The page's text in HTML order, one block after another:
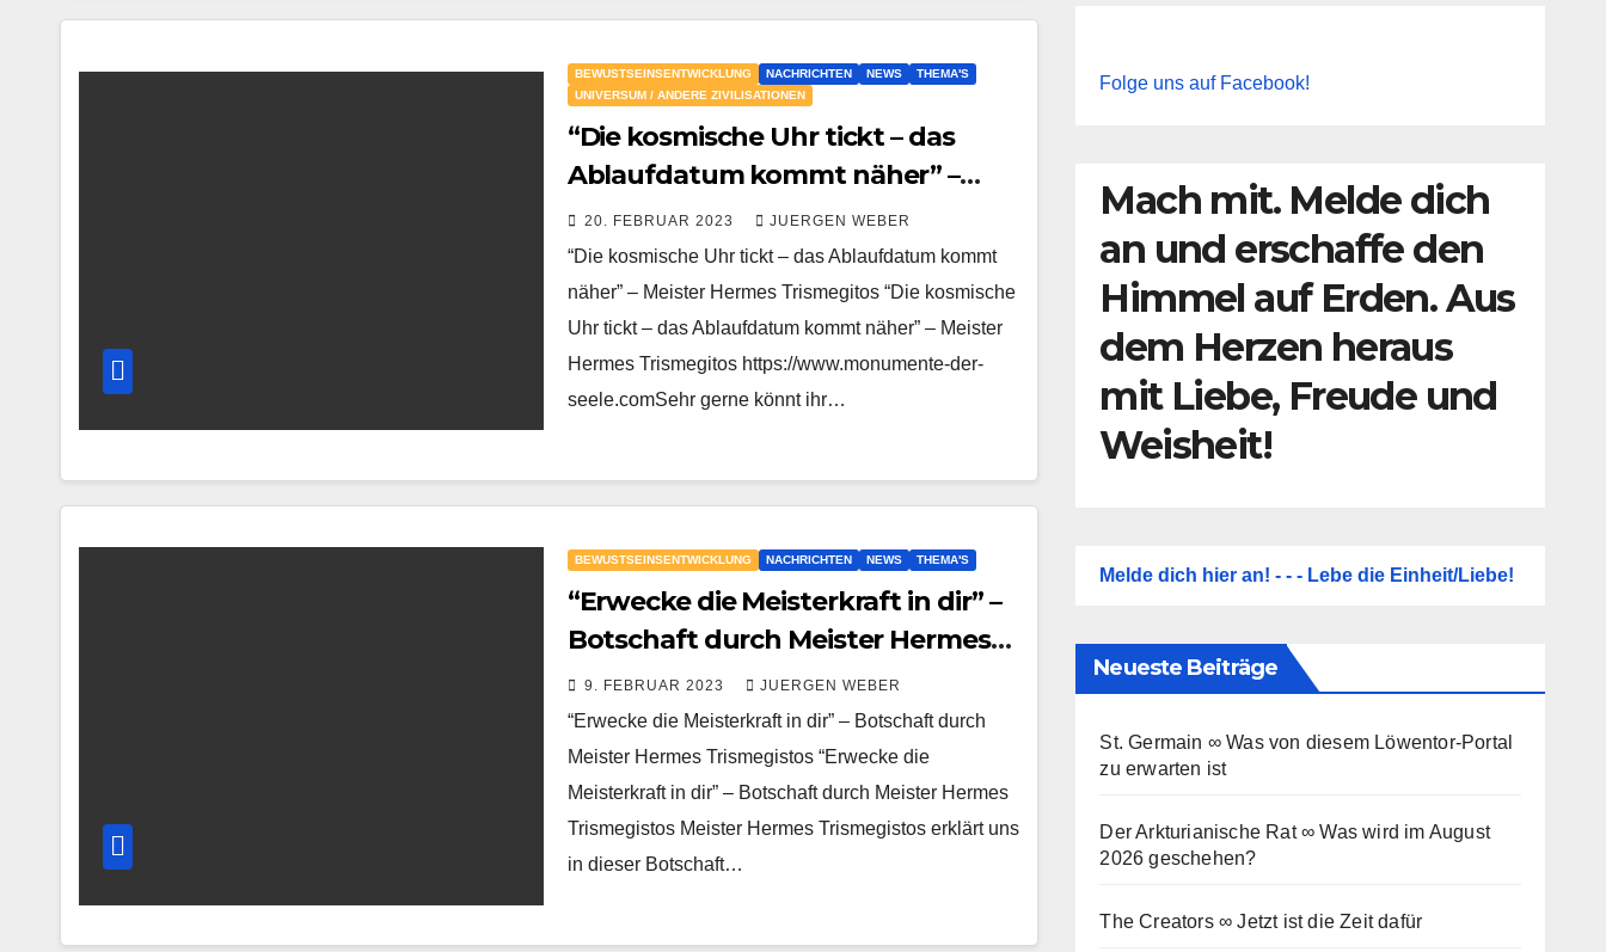
BEWUSTSEINSENTWICKLUNG NACHRICHTEN NEWS
THEMA'S
UNIVERSUM / ANDERE ZIVILISATIONEN
“Die kosmische Uhr tickt – das
Ablaufdatum kommt näher” –
Meister Hermes Trismegitos
20. FEBRUAR 2023 JUERGEN WEBER
“Die kosmische Uhr tickt – das Ablaufdatum kommt
näher” – Meister Hermes Trismegitos “Die kosmische
Uhr tickt – das Ablaufdatum kommt näher” – Meister
Hermes Trismegitos https://www.monumente-der-
seele.comSehr gerne könnt ihr…
BEWUSTSEINSENTWICKLUNG NACHRICHTEN NEWS THEMA'S
“Erwecke die Meisterkraft in dir” –
Botschaft durch Meister Hermes
Trismegistos
9. FEBRUAR 2023 JUERGEN WEBER
“Erwecke die Meisterkraft in dir” – Botschaft durch
Meister Hermes Trismegistos “Erwecke die
Meisterkraft in dir” – Botschaft durch Meister Hermes
Trismegistos Meister Hermes Trismegistos erklärt uns
in dieser Botschaft…
Folge uns auf Facebook!
Mach mit. Melde dich
an und erschaffe den
Himmel auf Erden. Aus
dem Herzen heraus
mit Liebe, Freude und
Weisheit!
Melde dich hier an! - - - Lebe die Einheit/Liebe!
Neueste Beiträge
St. Germain ∞ Was von diesem Löwentor-Portal
zu erwarten ist
Der Arkturianische Rat ∞ Was wird im August
2026 geschehen?
The Creators ∞ Jetzt ist die Zeit dafür